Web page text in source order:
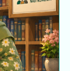
cerita saya